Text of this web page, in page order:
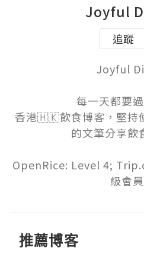
Joyful
追蹤
Joyful
每一天都要
香港🇭🇰飲食博客，堅持
的文筆分享飲
OpenRice: Level 4;
級會員
推薦博客